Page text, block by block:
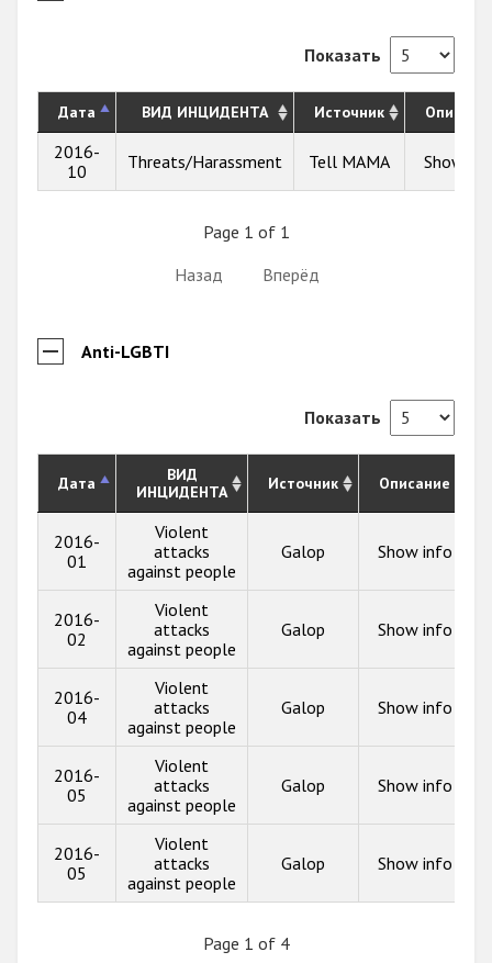
Показать
Дата ВИД ИНЦИДЕНТА Источник
2016-
10
Threats/Harassment Tell MAMA Show
Page 1 of 1
Назад
Вперёд
Anti-LGBTI
Показать
Дата
ВИД
ИНЦИДЕНТА
Источник Описание
2016-
01
Violent
attacks
against people
Galop Show info
2016-
02
Violent
attacks
against people
Galop Show info
2016-
04
Violent
attacks
against people
Galop Show info
2016-
05
Violent
attacks
against people
Galop Show info
2016-
05
Violent
attacks
against people
Galop Show info
Page 1 of 4